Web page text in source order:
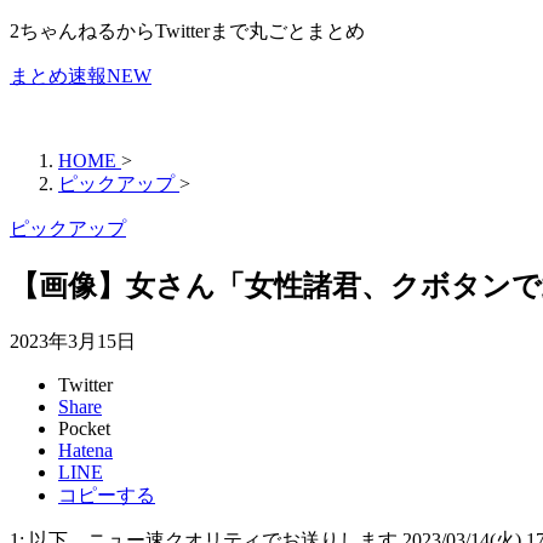
2ちゃんねるからTwitterまで丸ごとまとめ
まとめ速報NEW
HOME >
ピックアップ >
ピックアップ
【画像】女さん「女性諸君、クボタン
2023年3月15日
Twitter
Share
Pocket
Hatena
LINE
コピーする